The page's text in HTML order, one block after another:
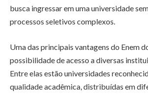
busca ingressar em uma universidade
processos seletivos complexos.
Uma das principais vantagens do Enem
possibilidade de acesso a diversas
Entre elas estão universidades
qualidade acadêmica, distribuídas em